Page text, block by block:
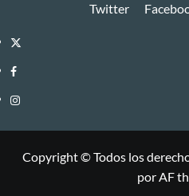
Twitter
Twitter
Facebook
Instagram
Copyright © Todos los
por AF